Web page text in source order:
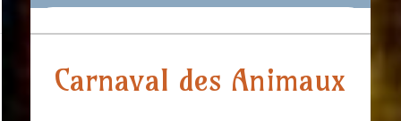
Navigation
Carnaval des Animaux